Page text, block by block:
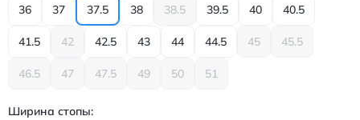
36 37 37.5 38 38.5 39.5 40 40.5
41.5 42 42.5 43 44 44.5 45 45.5
46.5 47 47.5 49 50 51
Ширина стопы: